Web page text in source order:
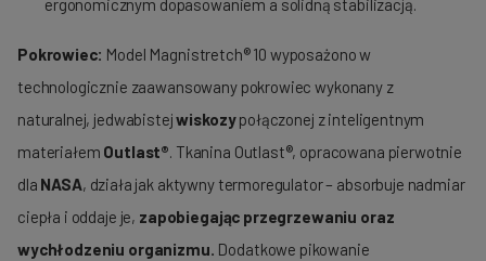
ergonomicznym dopasowaniem a solidną stabilizacją.
Pokrowiec: Model Magnistretch® 10 wyposażono w
technologicznie zaawansowany pokrowiec wykonany z
naturalnej, jedwabistejwiskozypołączonej z inteligentnym
materiałem Outlast®. Tkanina Outlast®, opracowana pierwotnie
dla NASA, działa jak aktywny termoregulator – absorbuje nadmiar
ciepła i oddaje je, zapobiegając przegrzewaniu oraz
wychłodzeniu organizmu. Dodatkowe pikowanie